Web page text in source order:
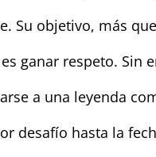
Su objetivo, más
ganar respeto. Sin
a una leyenda
desafío hasta la